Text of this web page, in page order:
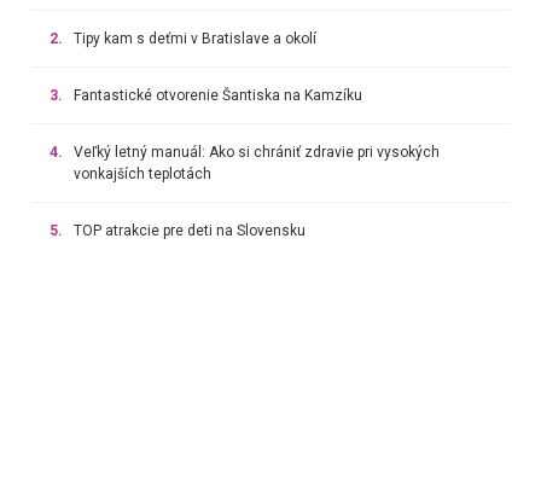
2. Tipy kam s deťmi v Bratislave a okolí
3. Fantastické otvorenie Šantiska na Kamzíku
4.
Veľký letný manuál: Ako si chrániť zdravie pri vysokých
vonkajších teplotách
5. TOP atrakcie pre deti na Slovensku